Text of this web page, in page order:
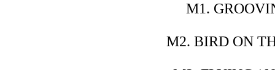
M1.
M2. BIRD ON